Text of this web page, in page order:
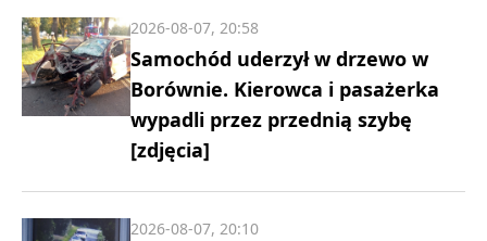
Samochód uderzył w drzewo w
Borównie. Kierowca i pasażerka
wypadli przez przednią szybę
[zdjęcia]
2026-08-07, 20:58
2026-08-07, 20:10